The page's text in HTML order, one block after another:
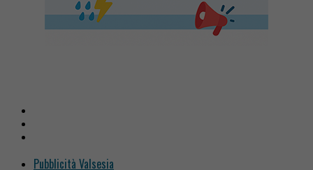
Pubblicità Valsesia